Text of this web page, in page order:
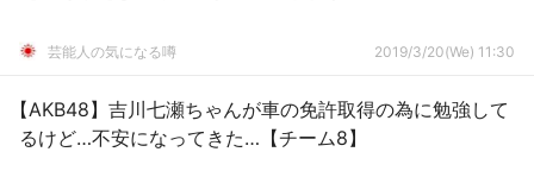
芸能人の気になる噂 2019/3/20(We) 11:30
【AKB48】吉川七瀬ちゃんが車の免許取得の為に勉強して
るけど…不安になってきた…【チーム8】